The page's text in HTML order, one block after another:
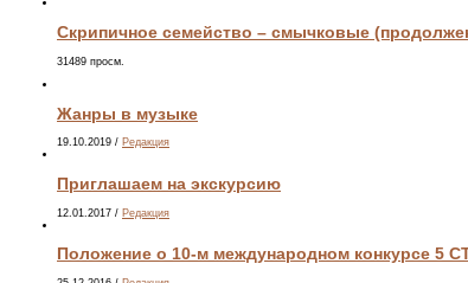
Скрипичное семейство – смычковые
31489 просм.
Жанры в музыке
19.10.2019 / Редакция
Приглашаем на экскурсию
12.01.2017 / Редакция
Положение о 10-м международном конкурсе 5